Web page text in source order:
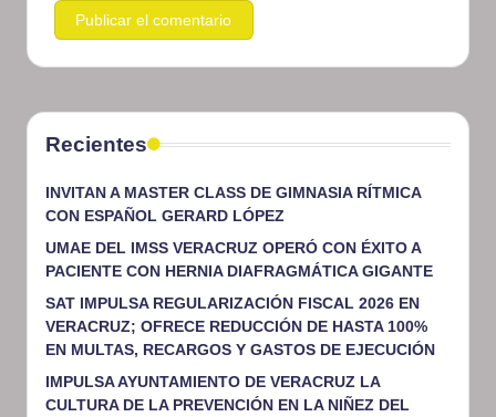
Recientes
INVITAN A MASTER CLASS DE GIMNASIA RÍTMICA
CON ESPAÑOL GERARD LÓPEZ
UMAE DEL IMSS VERACRUZ OPERÓ CON ÉXITO A
PACIENTE CON HERNIA DIAFRAGMÁTICA GIGANTE
SAT IMPULSA REGULARIZACIÓN FISCAL 2026 EN
VERACRUZ; OFRECE REDUCCIÓN DE HASTA 100%
EN MULTAS, RECARGOS Y GASTOS DE EJECUCIÓN
IMPULSA AYUNTAMIENTO DE VERACRUZ LA
CULTURA DE LA PREVENCIÓN EN LA NIÑEZ DEL